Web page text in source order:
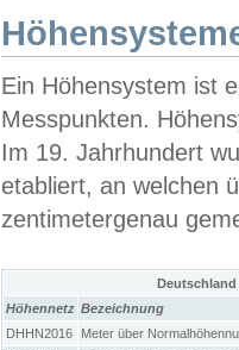
Ein Höhensystem ist
Messpunkten.
Im 19. Jahrhundert
etabliert, an welchen
zentimetergenau
Höhennetz Bezeichnung
DHHN2016
Meter über